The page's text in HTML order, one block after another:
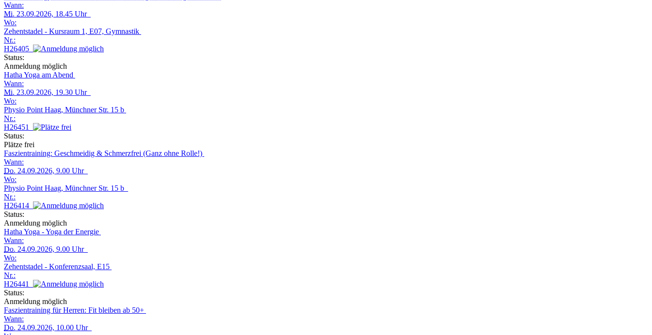
Wann:
Mi. 23.09.2026, 18.45 Uhr
Wo:
Zehentstadel - Kursraum 1, E07, Gymnastik
Nr.:
H26405
Status:
Anmeldung möglich
Hatha Yoga am Abend
Wann:
Mi. 23.09.2026, 19.30 Uhr
Wo:
Physio Point Haag, Münchner Str. 15 b
Nr.:
H26451
Status:
Plätze frei
Faszientraining: Geschmeidig & Schmerzfrei (Ganz ohne Rolle!)
Wann:
Do. 24.09.2026, 9.00 Uhr
Wo:
Physio Point Haag, Münchner Str. 15 b
Nr.:
H26414
Status:
Anmeldung möglich
Hatha Yoga - Yoga der Energie
Wann:
Do. 24.09.2026, 9.00 Uhr
Wo:
Zehentstadel - Konferenzsaal, E15
Nr.:
H26441
Status:
Anmeldung möglich
Faszientraining für Herren: Fit bleiben ab 50+
Wann:
Do. 24.09.2026, 10.00 Uhr